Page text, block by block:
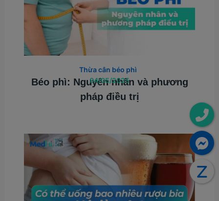
Béo phì: Nguyên nhân và phương
pháp điều trị
Thừa cân béo phì
04/05/2025